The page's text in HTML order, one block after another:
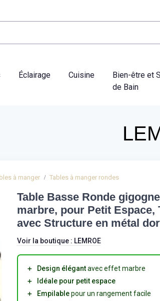
Éclairage Cuisine
Bien-être et
de Bain
à manger Tables à manger rondes
Table Basse Ronde
marbre, pour Petit Espace,
avec Structure en métal
Voir la boutique : LEMROE
＋ Design élégantavec effet marbre
＋
Idéale pour petit espace
＋
Empilablepour un rangement facile